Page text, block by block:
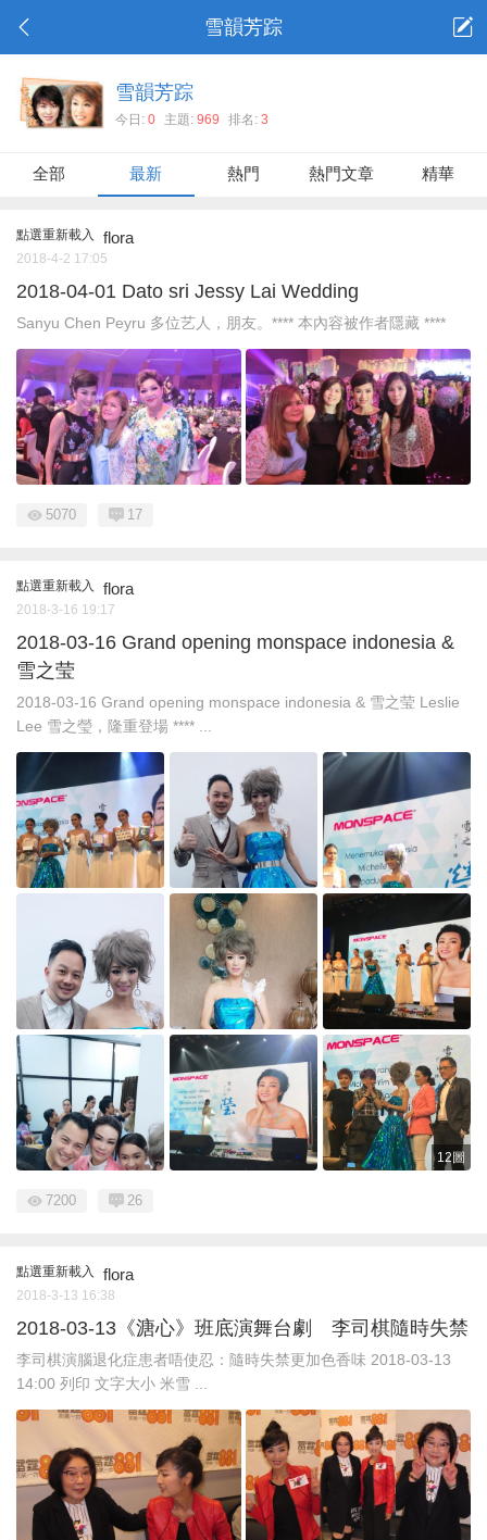
雪韻芳踪
雪韻芳踪
今日:0 主題:969 排名:3
全部 最新 熱門 熱門文章 精華
點選重新載入 flora
2018-4-2 17:05
2018-04-01 Dato sri Jessy Lai Wedding
Sanyu Chen Peyru 多位艺人，朋友。**** 本內容被作者隱藏 ****
5070 17
點選重新載入 flora
2018-3-16 19:17
2018-03-16 Grand opening monspace indonesia &
雪之莹
2018-03-16 Grand opening monspace indonesia & 雪之莹 Leslie
Lee 雪之瑩，隆重登場 **** ...
12圖
7200 26
點選重新載入 flora
2018-3-13 16:38
2018-03-13《溏心》班底演舞台劇 李司棋隨時失禁
李司棋演腦退化症患者唔使忍：隨時失禁更加色香味 2018-03-13
14:00 列印 文字大小 米雪 ...